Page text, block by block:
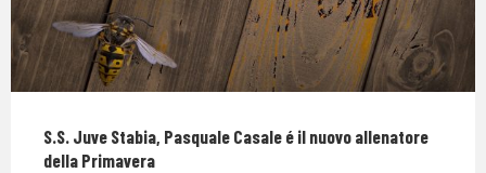
S.S. Juve Stabia, Pasquale Casale é il nuovo allenatore
della Primavera